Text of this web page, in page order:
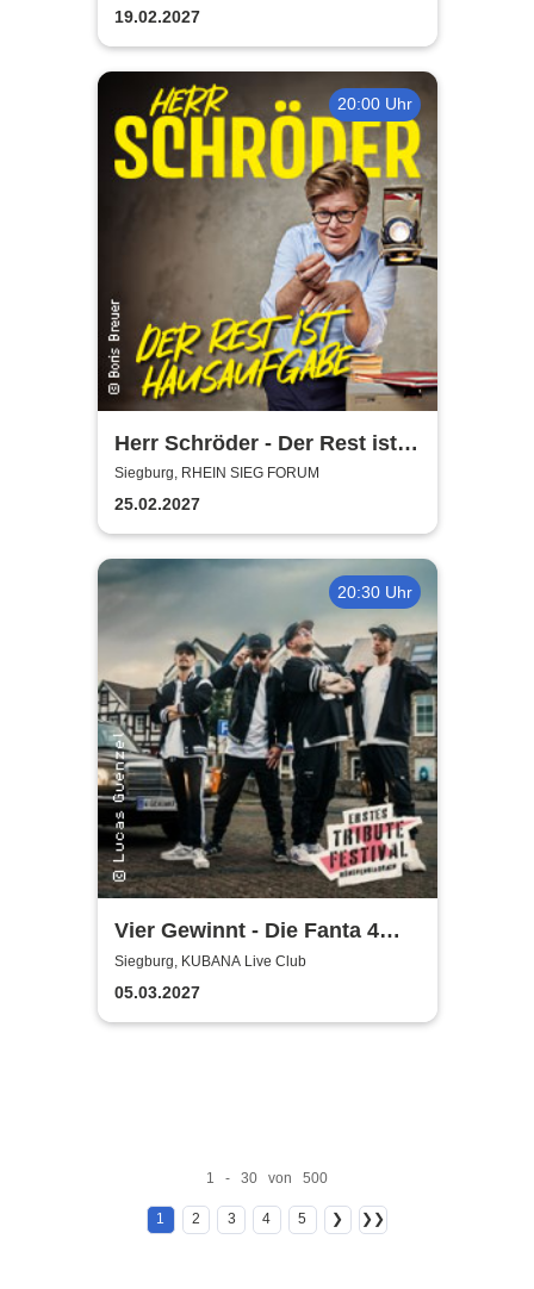
19.02.2027
20:00 Uhr
Herr Schröder - Der Rest ist
Hausaufgabe
Siegburg, RHEIN SIEG FORUM
25.02.2027
20:30 Uhr
Vier Gewinnt - Die Fanta 4
Tributeband
Siegburg, KUBANA Live Club
05.03.2027
1 - 30 von 500
1 2 3 4 5 ❯ ❯❯